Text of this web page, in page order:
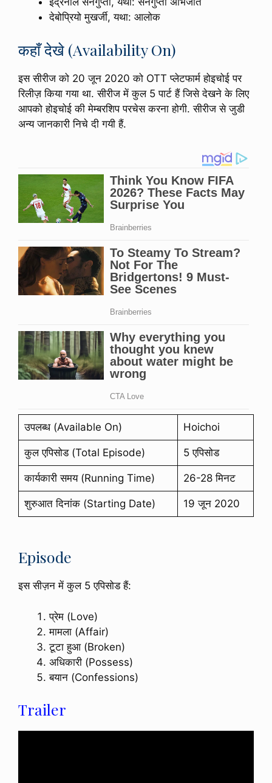
देबोप्रियो मुखर्जी, यथा: आलोक
कहाँ देखे (Availability On)
इस सीरीज को 20 जून 2020 को OTT प्लेटफार्म होइचोई पर
रिलीज़ किया गया था. सीरीज में कुल 5 पार्ट हैं जिसे देखने के लिए
आपको होइचोई की मेम्बरशिप परचेस करना होगी. सीरीज से जुडी
अन्य जानकारी निचे दी गयी हैं.
उपलब्ध (Available On) Hoichoi
कुल एपिसोड (Total Episode) 5 एपिसोड
कार्यकारी समय (Running Time) 26-28 मिनट
शुरुआत दिनांक (Starting Date) 19 जून 2020
Episode
इस सीज़न में कुल 5 एपिसोड हैं:
प्रेम (Love)
मामला (Affair)
टूटा हुआ (Broken)
अधिकारी (Possess)
बयान (Confessions)
Trailer